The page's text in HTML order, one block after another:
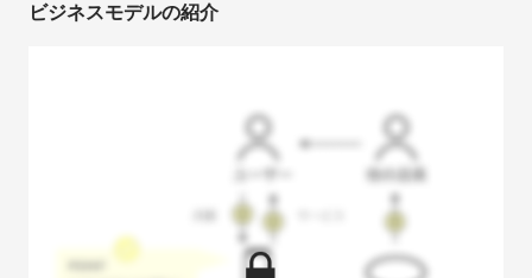
ビジネスモデルの紹介